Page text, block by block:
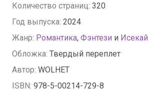
Количество страниц: 320
Год выпуска: 2024
Жанр: Романтика, Фэнтези и Исекай
Обложка: Твердый переплет
Автор: WOLHET
ISBN: 978-5-00214-729-8